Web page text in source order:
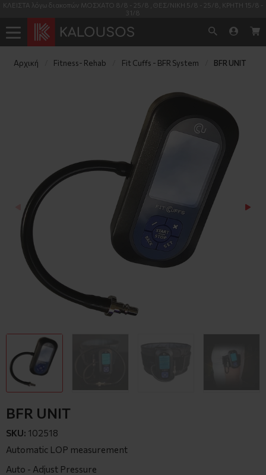
ΚΛΕΙΣΤΑ λόγω διακοπών ΜΟΣΧΑΤΟ 8/8 - 25/8 , ΘΕΣ/ΝΙΚΗ 5/8 - 25/8, ΚΡΗΤΗ 15/8 -
31/8
Αρχική Fitness- Rehab Fit Cuffs - BFR System BFR UNIT
BFR UNIT
SKU: 102518
Automatic LOP measurement
Auto - Adjust Pressure